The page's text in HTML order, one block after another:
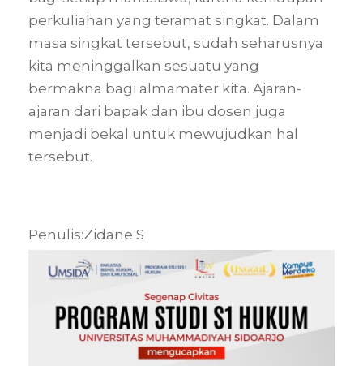
perkuliahan yang teramat singkat. Dalam
masa singkat tersebut, sudah seharusnya
kita meninggalkan sesuatu yang
bermakna bagi almamater kita. Ajaran-
ajaran dari bapak dan ibu dosen juga
menjadi bekal untuk mewujudkan hal
tersebut.
Penulis:Zidane S